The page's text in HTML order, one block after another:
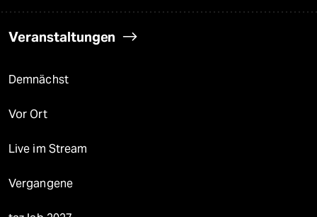
Veranstaltungen
Demnächst
Vor Ort
Live im Stream
Vergangene